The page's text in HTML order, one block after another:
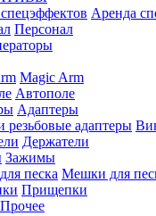
Аренда
Персонал
Magic Arm
Автополе
Адаптеры
Держатели
Зажимы
Мешки для
Прищепки
Прочее